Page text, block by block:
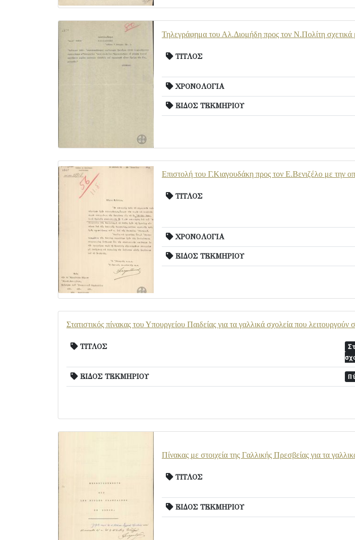
Τηλεγράφημα του Αλ.Διομήδη προς τον Ν.Πολίτη σχετικά
ΤΙΤΛΟΣ
ΧΡΟΝΟΛΟΓΙΑ
ΕΙΔΟΣ ΤΕΚΜΗΡΙΟΥ
Επιστολή του Γ.Κιαγουδάκη προς τον Ε.Βενιζέλο με την
ΤΙΤΛΟΣ
ΧΡΟΝΟΛΟΓΙΑ
ΕΙΔΟΣ ΤΕΚΜΗΡΙΟΥ
Στατιστικός πίνακας του Υπουργείου Παιδείας για τα γαλλικά σχολεία που λειτουργούν
ΤΙΤΛΟΣ
ΕΙΔΟΣ ΤΕΚΜΗΡΙΟΥ
Πίνακας με στοιχεία της Γαλλικής Πρεσβείας για τα
ΤΙΤΛΟΣ
ΕΙΔΟΣ ΤΕΚΜΗΡΙΟΥ